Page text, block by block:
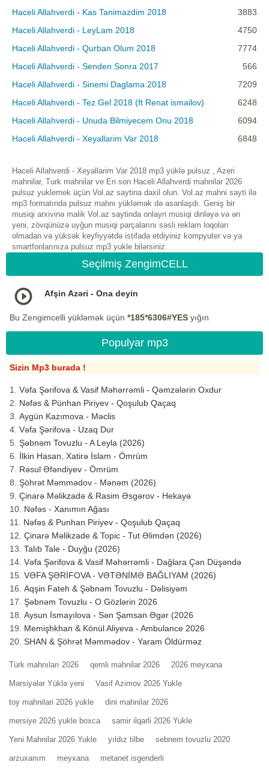
Haceli Allahverdi - Kas Tanimazdim 2018
3883
Haceli Allahverdi - LeyLam 2018
4750
Haceli Allahverdi - Qurban Olum 2018
7774
Haceli Allahverdi - Senden Sonra 2017
566
Haceli Allahverdi - Sinemi Daglama 2018
7209
Haceli Allahverdi - Tez Gel 2018 (ft Renat ismailov)
6248
Haceli Allahverdi - Unuda Bilmiyecem Onu 2018
6094
Haceli Allahverdi - Xeyallarim Var 2018
6848
Haceli Allahverdi - Xeyallarim Var 2018 mp3 yüklə pulsuz , Azeri
mahnilar, Turk mahnilar ve En son Haceli Allahverdi mahnilar 2026
pulsuz yuklemek üçün Vol.az saytina daxil olun. Vol.az mahni sayti ilə
mp3 formatında pulsuz mahnı yükləmək də asanlaşdı. Geniş bir
musiqi arxivinə malik Vol.az saytinda onlayn musiqi dinləyə və ən
yeni, zövqünüzə uyğun musiqi parçalarını səsli reklam loqoları
olmadan və yüksək keyfiyyətdə istifadə etdiyiniz kompyuter və ya
smartfonlarınıza pulsuz mp3 yukle bilərsiniz.
Seçilmiş ZengimCELL
Afşin Azəri - Ona deyin
Bu Zengimcelli yükləmək üçün *185*6306#YES yığın
Populyar mp3
Sizin Mp3 burada !
Vəfa Şərifova & Vasif Məhərrəmli - Qəmzələrin Oxdur
Nəfəs & Pünhan Piriyev - Qoşulub Qaçaq
Aygün Kazımova - Məclis
Vəfa Şərifova - Uzaq Dur
Şəbnəm Tovuzlu - A Leyla (2026)
İlkin Hasan, Xatirə İslam - Ömrüm
Rəsul Əfəndiyev - Ömrüm
Şöhrət Məmmədov - Mənəm (2026)
Çinarə Məlikzadə & Rasim Əsgərov - Hekayə
Nəfəs - Xanımın Ağası
Nəfəs & Punhan Piriyev - Qoşulub Qaçaq
Çinarə Məlikzade & Topic - Tut Əlimdən (2026)
Talıb Tale - Duyğu (2026)
Vəfa Şərifova & Vasif Məhərrəmli - Dağlara Çən Düşəndə
VƏFA ŞƏRİFOVA - VƏTƏNİMƏ BAĞLIYAM (2026)
Aqşin Fateh & Şəbnəm Tovuzlu - Dəlisiyəm
Şəbnəm Tovuzlu - O Gözlərin 2026
Aysun İsmayılova - Sən Şamsan Əgər (2026
Memişhkhan & Könül Aliyeva - Ambulance 2026
SHAN & Şöhrət Məmmədov - Yaram Öldürməz
Türk mahnıları 2026 qemli mahnilar 2026 2026 meyxana
Mərsiyələr Yüklə yeni Vasif Azimov 2026 Yukle
toy mahnilari 2026 yukle dini mahnilar 2026
mersiye 2026 yukle boxca samir ilqarli 2026 Yukle
Yeni Mahnilar 2026 Yukle yıldız tilbe sebnem tovuzlu 2020
arzuxanım meyxana metanet isgenderli